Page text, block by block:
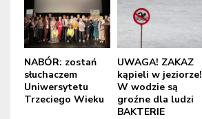
NABÓR: zostań
słuchaczem
Uniwersytetu
Trzeciego Wieku
UWAGA! ZAKAZ
kąpieli w jeziorze!
W wodzie są
groźne dla ludzi
BAKTERIE